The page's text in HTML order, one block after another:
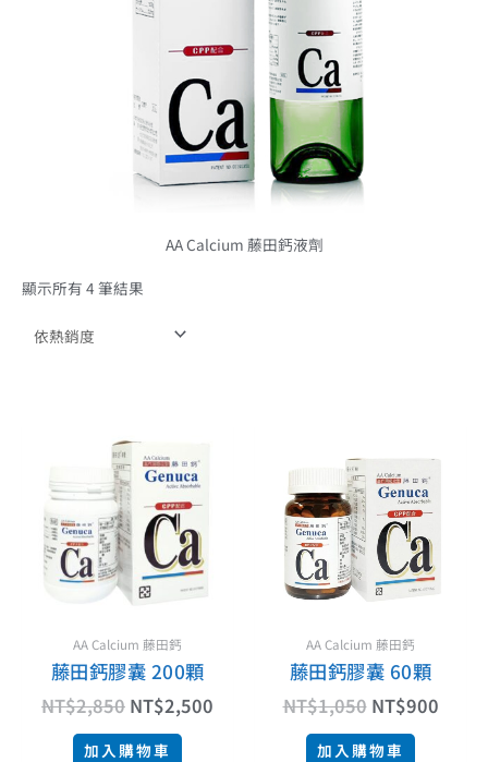
AA Calcium 藤田鈣液劑
顯示所有 4 筆結果
AA Calcium 藤田鈣
藤田鈣膠囊 200顆
NT$2,850
始
價
格：
NT$2,850。
NT$2,500
NT$2,500。
加入購物車
AA Calcium 藤田鈣
藤田鈣膠囊 60顆
NT$1,050
價
格：
NT$1,050。
NT$900
加入購物車